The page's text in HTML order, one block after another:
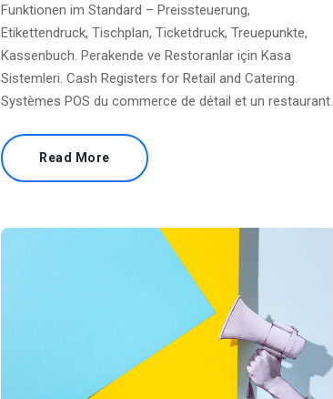
Funktionen im Standard – Preissteuerung,
Etikettendruck, Tischplan, Ticketdruck, Treuepunkte,
Kassenbuch. Perakende ve Restoranlar için Kasa
Sistemleri. Cash Registers for Retail and Catering.
Systèmes POS du commerce de détail et un restaurant.
Read More